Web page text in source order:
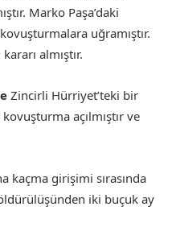
Marko Paşa’daki
uğramıştır.
almıştır.
Zincirli Hürriyet’teki bir
açılmıştır ve
kaçma girişimi sırasında
iki buçuk ay